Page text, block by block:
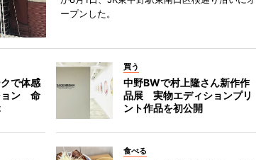
ープンした。
で体感
ョン 命
買う
中野BWで村上隆さん新作作
品展 実物エディションプリ
ント作品を初公開
食べる